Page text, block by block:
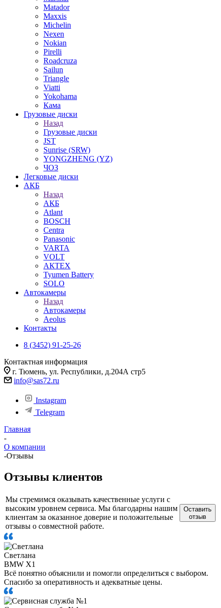
Matador
Maxxis
Michelin
Nexen
Nokian
Pirelli
Roadcruza
Sailun
Triangle
Viatti
Yokohama
Кама
Грузовые диски
Назад
Грузовые диски
JST
Sunrise (SRW)
YONGZHENG (YZ)
ЧОЗ
Легковые диски
АКБ
Назад
АКБ
Atlant
BOSCH
Centra
Panasonic
VARTA
VOLT
АКТЕХ
Tyumen Battery
SOLO
Автокамеры
Назад
Автокамеры
Aeolus
Контакты
8 (3452) 91-25-26
Контактная информация
г. Тюмень, ул. Республики, д.204А стр5
info@sas72.ru
Instagram
Telegram
Главная
-
О компании
-Отзывы
Отзывы клиентов
Мы стремимся оказывать качественные услуги с
высоким уровнем сервиса. Мы благодарны нашим
клиентам за оказанное доверие и положительные
отзывы о совместной работе.
Оставить
отзыв
Светлана
BMW X1
Всё понятно объяснили и помогли определиться с выбором.
Спасибо за оперативность и адекватные цены.